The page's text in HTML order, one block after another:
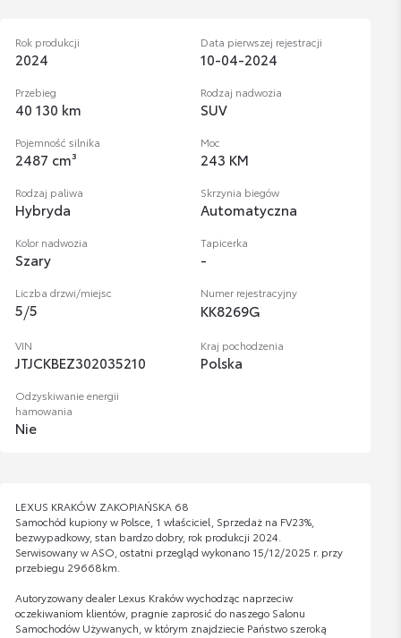
Rok produkcji
2024
Data pierwszej rejestracji
10-04-2024
Przebieg
40 130 km
Rodzaj nadwozia
SUV
Pojemność silnika
2487 cm³
Moc
243 KM
Rodzaj paliwa
Hybryda
Skrzynia biegów
Automatyczna
Kolor nadwozia
Szary
Tapicerka
-
Liczba drzwi/miejsc
5/5
Numer rejestracyjny
KK8269G
VIN
JTJCKBEZ302035210
Kraj pochodzenia
Polska
Odzyskiwanie energii
hamowania
Nie
LEXUS KRAKÓW ZAKOPIAŃSKA 68
Samochód kupiony w Polsce, 1 właściciel, Sprzedaż na FV23%,
bezwypadkowy, stan bardzo dobry, rok produkcji 2024.
Serwisowany w ASO, ostatni przegląd wykonano 15/12/2025 r. przy
przebiegu 29668km.
Autoryzowany dealer Lexus Kraków wychodząc naprzeciw
oczekiwaniom klientów, pragnie zaprosić do naszego Salonu
Samochodów Używanych, w którym znajdziecie Państwo szeroką